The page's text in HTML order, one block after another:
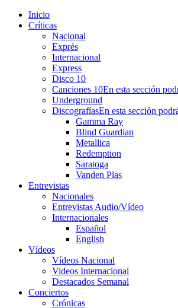
Inicio
Críticas
Nacional
Exprés
Internacional
Express
Disco 10
Canciones 10En esta sección
Underground
DiscografíasEn esta sección
Gamma Ray
Blind Guardian
Metallica
Redemption
Saratoga
Vanden Plas
Entrevistas
Nacionales
Entrevistas Audio/Vídeo
Internacionales
Español
English
Vídeos
Vídeos Nacional
Videos Internacional
Destacados Semanal
Conciertos
Crónicas